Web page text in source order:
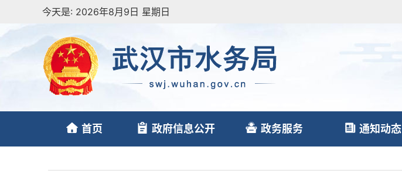
今天是: 2026年8月9日 星期日
首页 政府信息公开 政务服务 通知动态